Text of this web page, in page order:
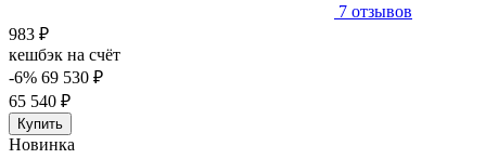
7 отзывов
983 ₽
кешбэк на счёт
-6% 69 530 ₽
65 540 ₽
Купить
Новинка